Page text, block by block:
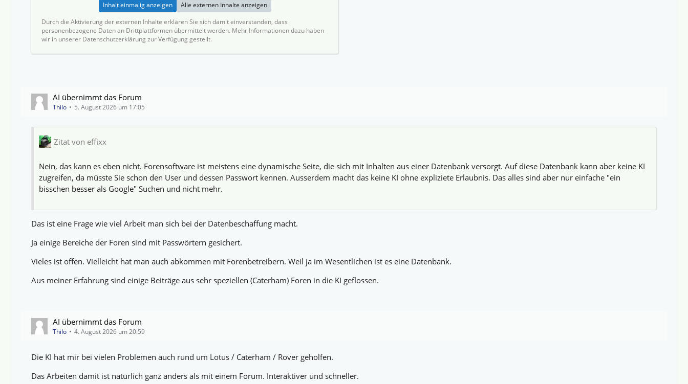
Inhalt einmalig anzeigen
Alle externen Inhalte anzeigen
Durch die Aktivierung der externen Inhalte erklären Sie sich damit einverstanden, dass
personenbezogene Daten an Drittplattformen übermittelt werden. Mehr Informationen dazu haben
wir in unserer Datenschutzerklärung zur Verfügung gestellt.
AI übernimmt das Forum
Thilo 5. August 2026 um 17:05
Zitat von effixx
Nein, das kann es eben nicht. Forensoftware ist meistens eine dynamische Seite, die sich mit Inhalten aus einer Datenbank versorgt. Auf diese Datenbank kann aber keine KI
zugreifen, da müsste Sie schon den User und dessen Passwort kennen. Ausserdem macht das keine KI ohne expliziete Erlaubnis. Das alles sind aber nur einfache "ein
bisschen besser als Google" Suchen und nicht mehr.
Das ist eine Frage wie viel Arbeit man sich bei der Datenbeschaffung macht.
Ja einige Bereiche der Foren sind mit Passwörtern gesichert.
Vieles ist offen. Vielleicht hat man auch abkommen mit Forenbetreibern. Weil ja im Wesentlichen ist es eine Datenbank.
Aus meiner Erfahrung sind einige Beiträge aus sehr speziellen (Caterham) Foren in die KI geflossen.
AI übernimmt das Forum
Thilo 4. August 2026 um 20:59
Die KI hat mir bei vielen Problemen auch rund um Lotus / Caterham / Rover geholfen.
Das Arbeiten damit ist natürlich ganz anders als mit einem Forum. Interaktiver und schneller.